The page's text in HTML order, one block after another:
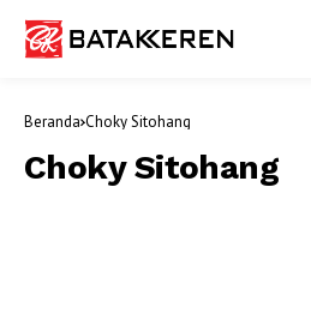
Beranda Choky Sitohang
Choky Sitohang